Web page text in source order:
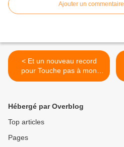
Ajouter un commentaire
< Et un nouveau record
pour Touche pas à mon
poste ! sur D8
Hébergé par Overblog
Top articles
Pages